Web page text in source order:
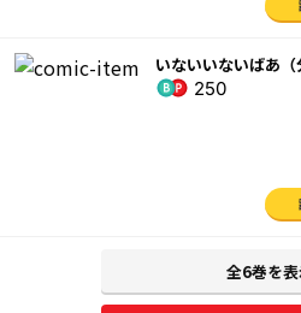
いないいないばあ
250
全6巻を